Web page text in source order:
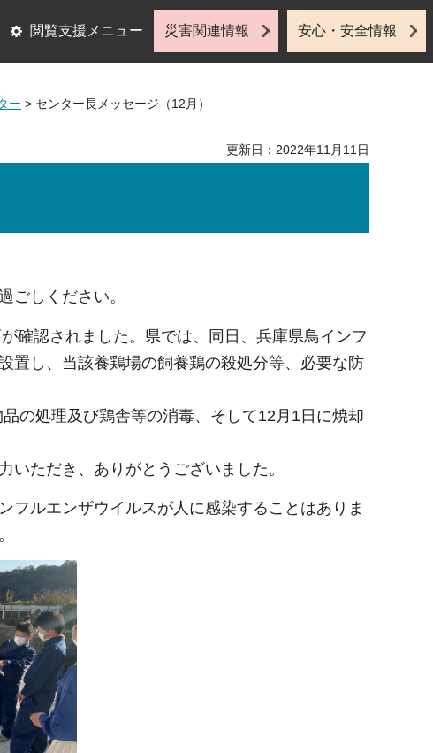
閲覧支援メニュー 災害関連情報 安心・安全情報
ー > センター長メッセージ（12月）
更新日：2022年11月11日
ごしください。
確認されました。県では、同日、兵庫県鳥インフ
置し、当該養鶏場の飼養鶏の殺処分等、必要な防
の処理及び鶏舎等の消毒、そして12月1日に焼却
ただき、ありがとうございました。
フルエンザウイルスが人に感染することはありま